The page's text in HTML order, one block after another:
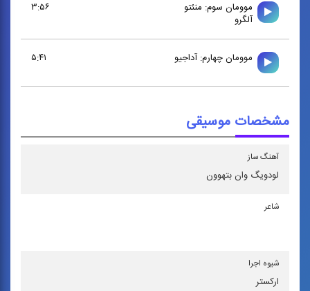
موومان سوم: منئتو
آلگرو
۳:۵۶
موومان چهارم: آداجيو ۵:۴۱
مشخصات موسیقی
آهنگ ساز
لودویگ وان بتهوون
شاعر
شیوه اجرا
اركستر